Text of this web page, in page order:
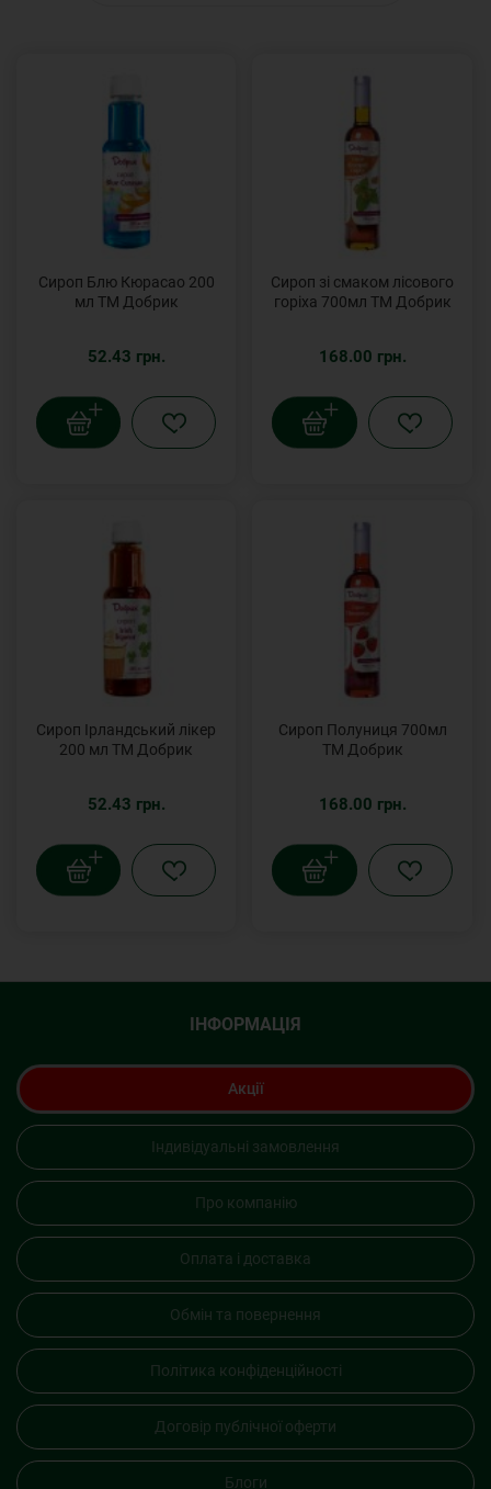
Сироп Блю Кюрасао 200
мл ТМ Добрик
52.43 грн.
Сироп зі смаком лісового
горіха 700мл ТМ Добрик
168.00 грн.
Сироп Ірландський лікер
200 мл ТМ Добрик
52.43 грн.
Сироп Полуниця 700мл
ТМ Добрик
168.00 грн.
ІНФОРМАЦІЯ
Акції
Індивідуальні замовлення
Про компанію
Оплата і доставка
Обмін та повернення
Політика конфіденційності
Договір публічної оферти
Блоги